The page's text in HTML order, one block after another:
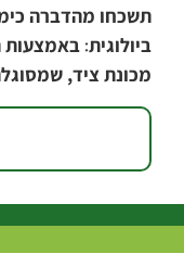
תשכחו מהדברה
ביולוגית׃
אגרונום עיריית